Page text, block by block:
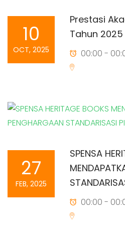
10
OCT, 2025
Prestasi
Tahun 2025
00:00 -
27
FEB, 2025
SPENSA
00:00 -